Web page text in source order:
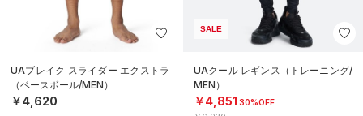
UAブレイク スライダー エクストラ
（ベースボール/MEN）
￥4,620
SALE
UAクール レギンス（トレーニング/
MEN）
￥4,851 30%OFF